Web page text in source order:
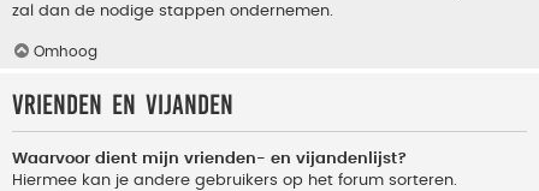
zal dan de nodige stappen ondernemen.
Omhoog
Vrienden en vijanden
Waarvoor dient mijn vrienden- en vijandenlijst?
Hiermee kan je andere gebruikers op het forum sorteren.